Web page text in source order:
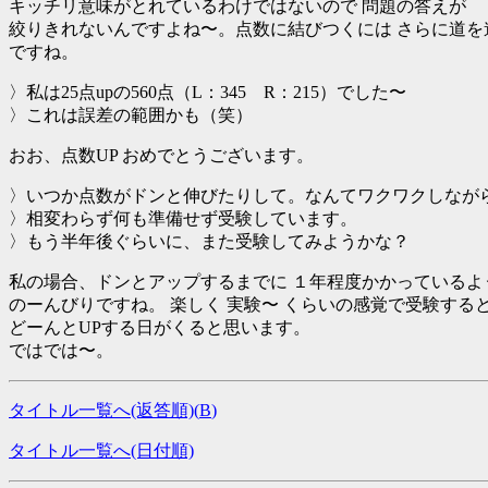
キッチリ意味がとれているわけではないので 問題の答えが
絞りきれないんですよね〜。点数に結びつくには さらに道
ですね。
〉私は25点upの560点（L：345 R：215）でした〜
〉これは誤差の範囲かも（笑）
おお、点数UP おめでとうございます。
〉いつか点数がドンと伸びたりして。なんてワクワクしなが
〉相変わらず何も準備せず受験しています。
〉もう半年後ぐらいに、また受験してみようかな？
私の場合、ドンとアップするまでに １年程度かかっている
のーんびりですね。 楽しく 実験〜 くらいの感覚で受験する
どーんとUPする日がくると思います。
ではでは〜。
タイトル一覧へ(返答順)(B)
タイトル一覧へ(日付順)